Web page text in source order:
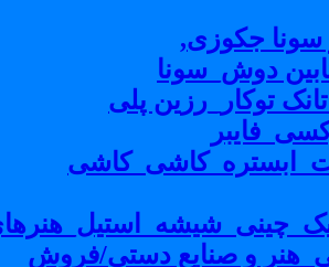
جکوزی,
دوش_سونا
توکار_رزین پلی
و صنایع دستی/فروش